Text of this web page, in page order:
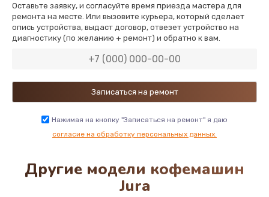
Комплексная профилактика
890 руб.
Заказать
Оставьте заявку, и согласуйте время приезда мастера для
ремонта на месте. Или вызовите курьера, который сделает
опись устройства, выдаст договор, отвезет устройство на
диагностику (по желанию + ремонт) и обратно к вам.
Нажимая на кнопку "Записаться на ремонт" я даю
согласие на обработку персональных данных.
Другие модели кофемашин
Jura